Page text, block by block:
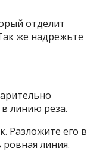
отделит
же надрежьте
линию реза.
Разложите его в
линия.